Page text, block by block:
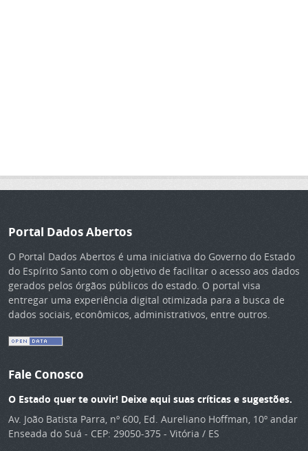
Portal Dados Abertos
O Portal Dados Abertos é uma iniciativa do Governo do Estado
do Espírito Santo com o objetivo de facilitar o acesso aos dados
gerados pelos órgãos públicos do estado. O portal visa
entregar uma experiência digital otimizada para a busca de
dados sociais, econômicos, administrativos, entre outros.
Fale Conosco
O Estado quer te ouvir! Deixe aqui suas críticas e sugestões.
Av. João Batista Parra, nº 600, Ed. Aureliano Hoffman, 10º andar
Enseada do Suá - CEP: 29050-375 - Vitória / ES